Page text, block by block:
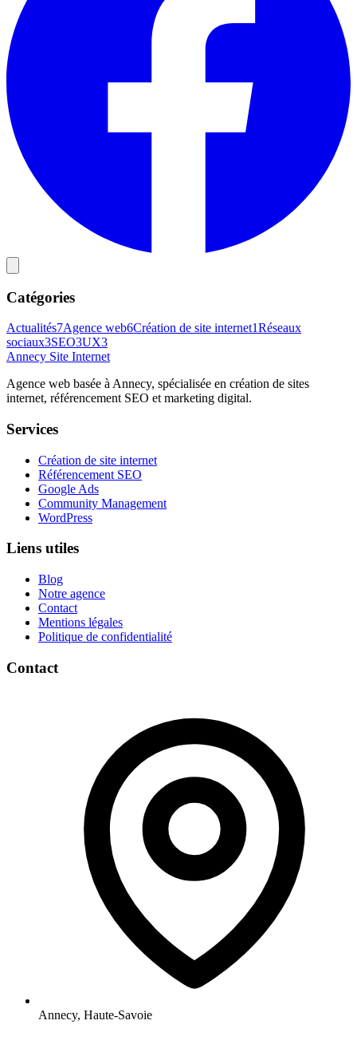
Catégories
Actualités7Agence web6Création de site internet1Réseaux
sociaux3SEO3UX3
Annecy Site Internet
Agence web basée à Annecy, spécialisée en création de sites
internet, référencement SEO et marketing digital.
Services
Création de site internet
Référencement SEO
Google Ads
Community Management
WordPress
Liens utiles
Blog
Notre agence
Contact
Mentions légales
Politique de confidentialité
Contact
Annecy, Haute-Savoie